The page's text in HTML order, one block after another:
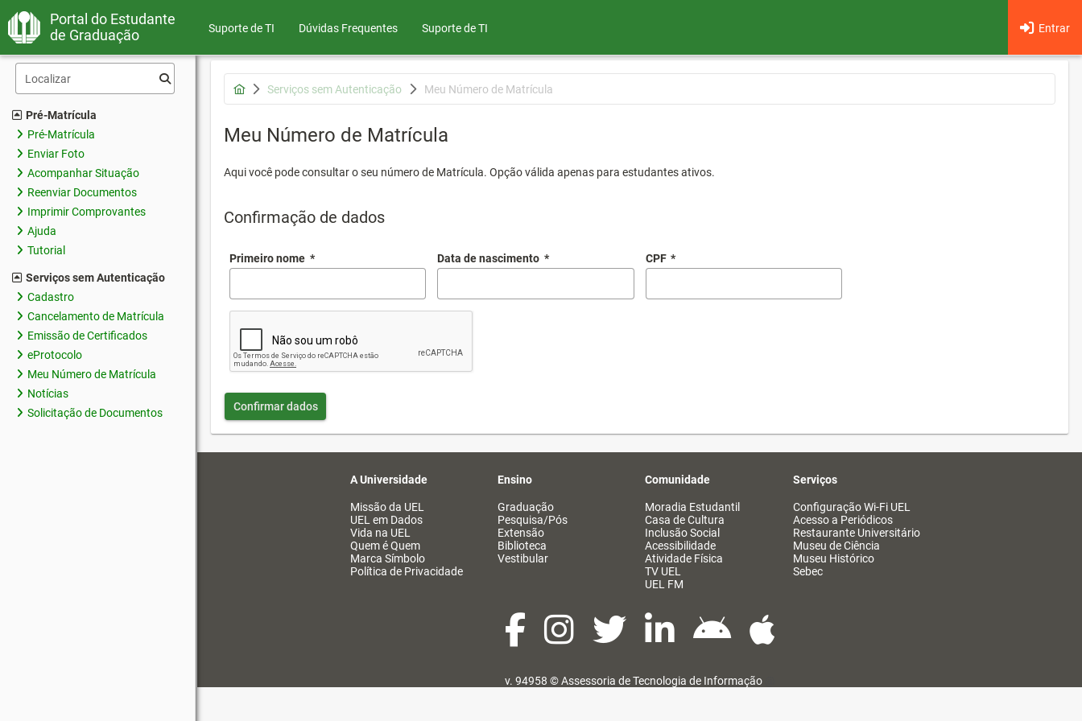
Portal do Estudante
de Graduação
Suporte de TI Dúvidas Frequentes Entrar
Suporte de TI
Pré-Matrícula
Pré-Matrícula
Enviar Foto
Acompanhar Situação
Reenviar Documentos
Imprimir Comprovantes
Ajuda
Tutorial
Serviços sem Autenticação
Cadastro
Cancelamento de Matrícula
Emissão de Certificados
eProtocolo
Meu Número de Matrícula
Notícias
Solicitação de Documentos
Serviços sem Autenticação Meu Número de Matrícula
Meu Número de Matrícula
Aqui você pode consultar o seu número de Matrícula. Opção válida apenas para estudantes ativos.
Confirmação de dados
Primeiro nome * Data de nascimento * CPF *
Confirmar dados
A Universidade
Missão da UEL
UEL em Dados
Vida na UEL
Quem é Quem
Marca Símbolo
Política de Privacidade
Ensino
Graduação
Pesquisa/Pós
Extensão
Biblioteca
Vestibular
Comunidade
Moradia Estudantil
Casa de Cultura
Inclusão Social
Acessibilidade
Atividade Física
TV UEL
UEL FM
Serviços
Configuração Wi-Fi UEL
Acesso a Periódicos
Restaurante Universitário
Museu de Ciência
Museu Histórico
Sebec
v. 94958 ©Assessoria de Tecnologia de Informação